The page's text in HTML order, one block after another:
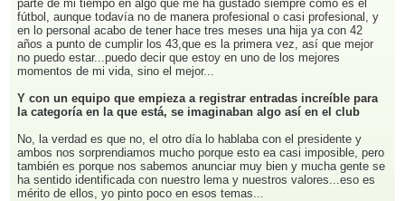
parte de mi tiempo en algo que me ha gustado siempre como es el
fútbol, aunque todavía no de manera profesional o casi profesional, y
en lo personal acabo de tener hace tres meses una hija ya con 42
años a punto de cumplir los 43,que es la primera vez, así que mejor
no puedo estar...puedo decir que estoy en uno de los mejores
momentos de mi vida, sino el mejor...
Y con un equipo que empieza a registrar entradas increíble para
la categoría en la que está, se imaginaban algo así en el club
No, la verdad es que no, el otro día lo hablaba con el presidente y
ambos nos sorprendiamos mucho porque esto ea casi imposible, pero
también es porque nos sabemos anunciar muy bien y mucha gente se
ha sentido identificada con nuestro lema y nuestros valores...eso es
mérito de ellos, yo pinto poco en esos temas...